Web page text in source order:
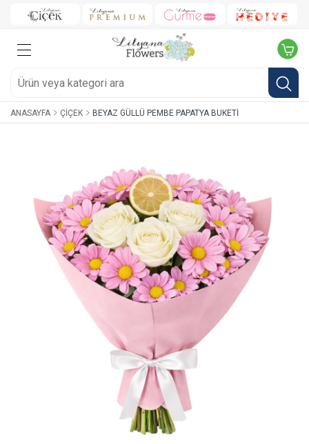
ANASAYFA ÇIÇEK BEYAZ GÜLLÜ PEMBE PAPATYA BUKETI